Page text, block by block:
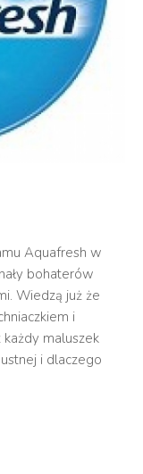
Aquafresh w
bohaterów
Wiedzą już że
i
maluszek
i dlaczego